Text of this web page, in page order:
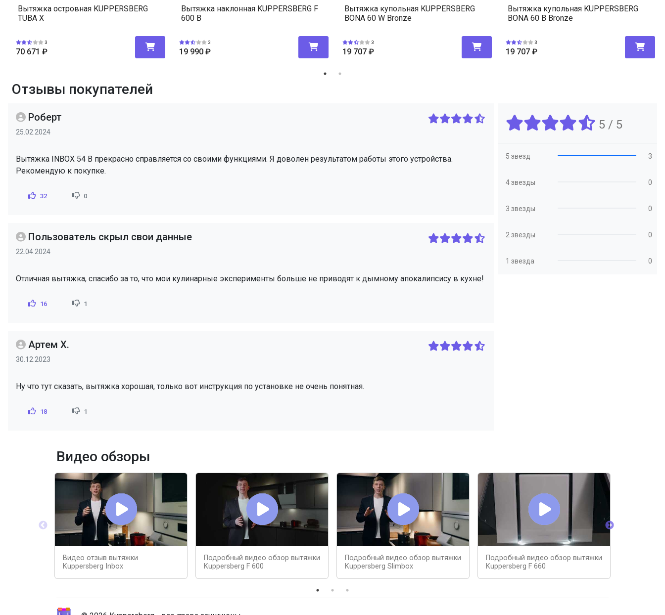
Вытяжка островная KUPPERSBERG
TUBA X
3
70 671 ₽
Вытяжка наклонная KUPPERSBERG F
600 B
3
19 990 ₽
Вытяжка купольная KUPPERSBERG
BONA 60 W Bronze
3
19 707 ₽
Вытяжка купольная KUPPERSBERG
BONA 60 B Bronze
3
19 707 ₽
Отзывы покупателей
Роберт
25.02.2024
Вытяжка INBOX 54 B прекрасно справляется со своими функциями. Я доволен результатом работы этого устройства.
Рекомендую к покупке.
32 0
Пользователь скрыл свои данные
22.04.2024
Отличная вытяжка, спасибо за то, что мои кулинарные эксперименты больше не приводят к дымному апокалипсису в кухне!
16 1
Артем Х.
30.12.2023
Ну что тут сказать, вытяжка хорошая, только вот инструкция по установке не очень понятная.
18 1
5 / 5
5 звезд 3
4 звезды 0
3 звезды 0
2 звезды 0
1 звезда 0
Видео обзоры
Видео отзыв вытяжки
Kuppersberg Inbox
Подробный видео обзор вытяжки
Kuppersberg F 600
Подробный видео обзор вытяжки
Kuppersberg Slimbox
Подробный видео обзор вытяжки
Kuppersberg F 660